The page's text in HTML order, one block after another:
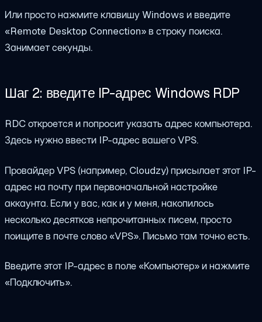
Или просто нажмите клавишу Windows и введите
«Remote Desktop Connection» в строку поиска.
Занимает секунды.
Шаг 2: введите IP-адрес Windows RDP
RDC откроется и попросит указать адрес компьютера.
Здесь нужно ввести IP-адрес вашего VPS.
Провайдер VPS (например, Cloudzy) присылает этот IP-
адрес на почту при первоначальной настройке
аккаунта. Если у вас, как и у меня, накопилось
несколько десятков непрочитанных писем, просто
поищите в почте слово «VPS». Письмо там точно есть.
Введите этот IP-адрес в поле «Компьютер» и нажмите
«Подключить».